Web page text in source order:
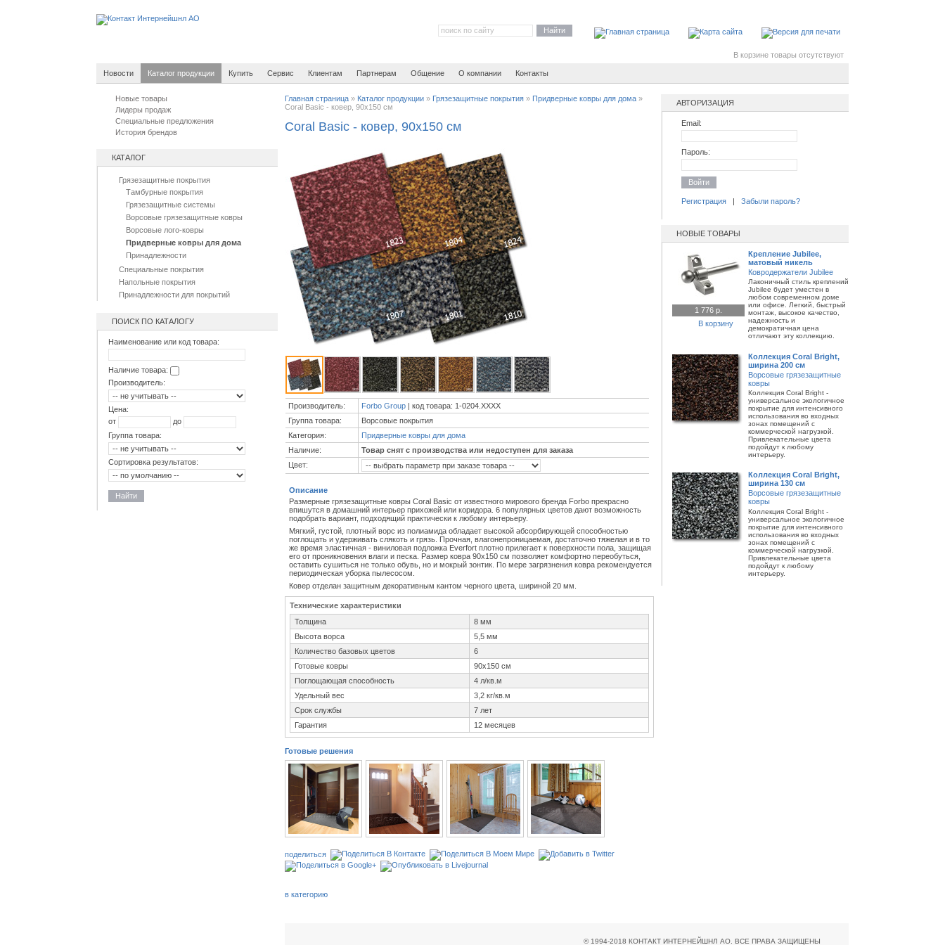
Найти
В корзине товары отсутствуют
Новости Каталог продукции Купить Сервис Клиентам Партнерам Общение О компании Контакты
Новые товары
Лидеры продаж
Специальные предложения
История брендов
КАТАЛОГ
Грязезащитные покрытия
Тамбурные покрытия
Грязезащитные системы
Ворсовые грязезащитные ковры
Ворсовые лого-ковры
Придверные ковры для дома
Принадлежности
Специальные покрытия
Напольные покрытия
Принадлежности для покрытий
ПОИСК ПО КАТАЛОГУ
Наименование или код товара:
Наличие товара:
Производитель:
Цена:
от
до
Группа товара:
Сортировка результатов:
Найти
Главная страница» Каталог продукции» Грязезащитные покрытия» Придверные ковры для дома»
Coral Basic - ковер, 90х150 см
Coral Basic - ковер, 90х150 см
Производитель: Forbo Group| код товара: 1-0204.XXXX
Группа товара:
Ворсовые покрытия
Категория:
Придверные ковры для дома
Наличие:
Товар снят с производства или недоступен для заказа
Цвет:
Описание
Размерные грязезащитные ковры Coral Basic от известного мирового бренда Forbo прекрасно
впишутся в домашний интерьер прихожей или коридора. 6 популярных цветов дают возможность
подобрать вариант, подходящий практически к любому интерьеру.
Мягкий, густой, плотный ворс из полиамида обладает высокой абсорбирующей способностью
поглощать и удерживать слякоть и грязь. Прочная, влагонепроницаемая, достаточно тяжелая и в то
же время эластичная - виниловая подложка Everfort плотно прилегает к поверхности пола, защищая
его от проникновения влаги и песка. Размер ковра 90х150 см позволяет комфортно переобуться,
оставить сушиться не только обувь, но и мокрый зонтик. По мере загрязнения ковра рекомендуется
периодическая уборка пылесосом.
Ковер отделан защитным декоративным кантом черного цвета, шириной 20 мм.
Технические характеристики
Толщина
8 мм
Высота ворса
5,5 мм
Количество базовых цветов
6
Готовые ковры
90х150 см
Поглощающая способность
4 л/кв.м
Удельный вес
3,2 кг/кв.м
Срок службы
7 лет
Гарантия
12 месяцев
Готовые решения
поделиться
в категорию
АВТОРИЗАЦИЯ
Email:
Пароль:
Войти
Регистрация| Забыли пароль?
НОВЫЕ ТОВАРЫ
1 776 р.
В корзину
Крепление Jubilee,
матовый никель
Ковродержатели Jubilee
Лаконичный стиль креплений
Jubilee будет уместен в
любом современном доме
или офисе. Легкий, быстрый
монтаж, высокое качество,
надежность и
демократичная цена
отличают эту коллекцию.
Коллекция Coral Bright,
ширина 200 см
Ворсовые грязезащитные
ковры
Коллекция Coral Bright -
универсальное экологичное
покрытие для интенсивного
использования во входных
зонах помещений с
коммерческой нагрузкой.
Привлекательные цвета
подойдут к любому
интерьеру.
Коллекция Coral Bright,
ширина 130 см
Ворсовые грязезащитные
ковры
Коллекция Coral Bright -
универсальное экологичное
покрытие для интенсивного
использования во входных
зонах помещений с
коммерческой нагрузкой.
Привлекательные цвета
подойдут к любому
интерьеру.
© 1994-2018 КОНТАКТ ИНТЕРНЕЙШНЛ АО. ВСЕ ПРАВА ЗАЩИЩЕНЫ